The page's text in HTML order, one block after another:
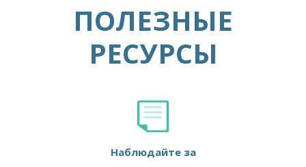
ПОЛЕЗНЫЕ
РЕСУРСЫ
Наблюдайте за